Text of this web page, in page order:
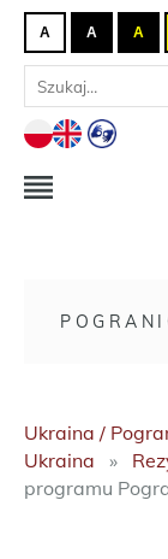
A A A
Ukraina /
Ukraina
programu